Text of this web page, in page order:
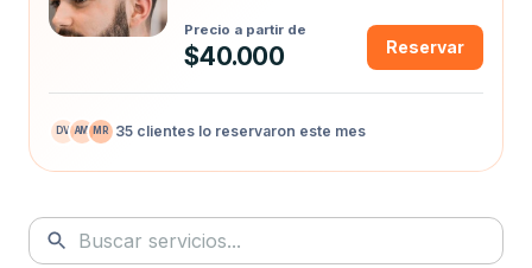
Precio a partir de
$40.000 Reservar
DV AM MR 35 clientes lo reservaron este mes